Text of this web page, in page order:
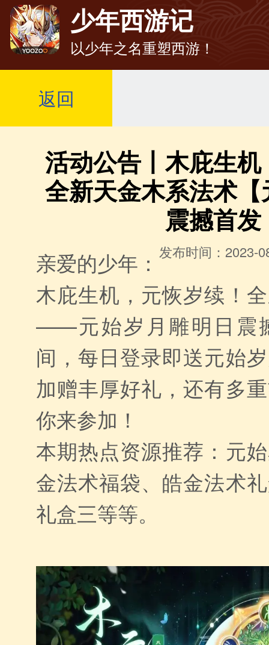
少年西游记
以少年之名重塑西游！
返回
活动公告丨木庇生
全新天金木系法术
震撼首发
发布时间：2023-
亲爱的少年：
木庇生机，元恢岁续！
——元始岁月雕明日震
间，每日登录即送元始
加赠丰厚好礼，还有多
你来参加！
本期热点资源推荐：元
金法术福袋、皓金法术
礼盒三等等。